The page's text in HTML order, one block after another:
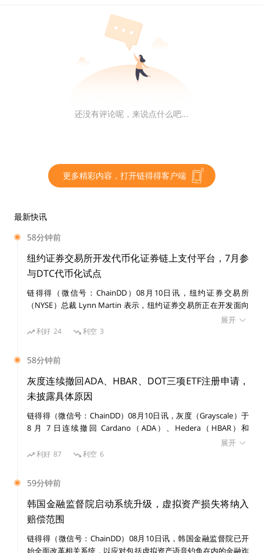
Valerian NFT是基于欧洲漫画《星际特工》IP推出的系列
NFT。据悉，Valerian NFT总量为9999个，将在Binance
NFT、Valerian官网同步发行。
美国一男子使用比特币雇佣杀手
罪，并将于9月12日被判刑，可能面临最高10年的刑期。
更多精彩内容，关注链得得微信号（ID：
ChainDD），或者下载链得得App
最新 行情 印度
NFT 比特币 美国
还没有评论呢，来说点什么吧...
更多精彩内容，打开链得得客户端
最新快讯
58分钟前
纽约证券交易所开发代币化证券链上支付平台，7月参
与DTC代币化试点
链得得（微信号：ChainDD）08月10日讯，纽约证券交易所
（NYSE）总裁 Lynn Martin 表示，纽约证券交易所正在开发面向
代币化证券的链上支付平台，并已于 7 月参与美国存托信托与清算
公司（DTC）的代币化试点项目。
展开
利好 24 利空 3
58分钟前
灰度连续撤回ADA、HBAR、DOT三项ETF注册申请，
未披露具体原因
链得得（微信号：ChainDD）08月10日讯，灰度（Grayscale）于
8 月 7 日连续撤回 Cardano（ADA）、Hedera（HBAR）和
Polkadot（DOT）三项 ETF 注册申请，三份撤回文件提交时间间
隔约 190 秒。 三份撤回文件均表示，灰度不再计划推进相关 ETF
何证券，未发布初步招股说明书。此次撤回并非 SEC 拒绝相关 ETF
申请，文件未披露背后原因。 截至 8 月 8 日，灰度提交的
Bittensor、Aave、BNB、NEAR 和 Zcash 等山寨币 ETF 申请仍处
于初步阶段。此前，灰度 Avalanche Staking ETF 和 Hyperliquid
Staking ETF 注册声明已分别于今年 3 月和 6 月生效。但注册声明
生效本身并不代表产品已经开始交易。
展开
利好 87 利空 6
59分钟前
韩国金融监督院启动系统升级，虚拟资产损失将纳入
赔偿范围
链得得（微信号：ChainDD）08月10日讯，韩国金融监督院已开
始全面改革相关系统，以应对包括虚拟资产语音钓鱼在内的金融诈